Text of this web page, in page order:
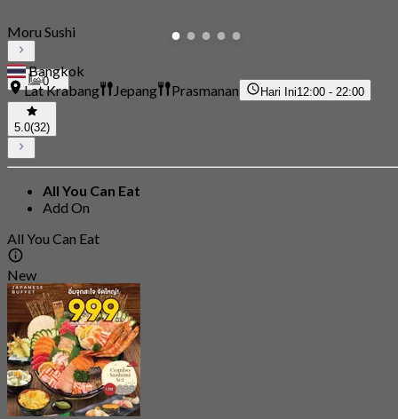
0
Moru Sushi
Bangkok
Lat Krabang
Jepang Prasmanan Hari Ini12:00 - 22:00
5.0(32)
All You Can Eat
Add On
All You Can Eat
New